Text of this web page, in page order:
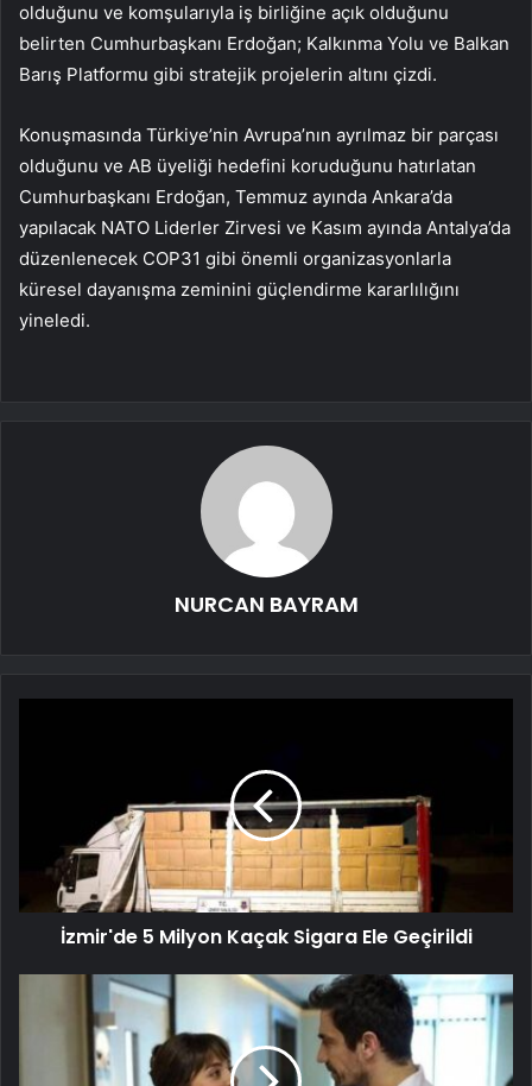
olduğunu ve komşularıyla iş birliğine açık olduğunu
belirten Cumhurbaşkanı Erdoğan; Kalkınma Yolu ve Balkan
Barış Platformu gibi stratejik projelerin altını çizdi.
Konuşmasında Türkiye’nin Avrupa’nın ayrılmaz bir parçası
olduğunu ve AB üyeliği hedefini koruduğunu hatırlatan
Cumhurbaşkanı Erdoğan, Temmuz ayında Ankara’da
yapılacak NATO Liderler Zirvesi ve Kasım ayında Antalya’da
düzenlenecek COP31 gibi önemli organizasyonlarla
küresel dayanışma zeminini güçlendirme kararlılığını
yineledi.
NURCAN BAYRAM
İzmir'de 5 Milyon Kaçak Sigara Ele Geçirildi